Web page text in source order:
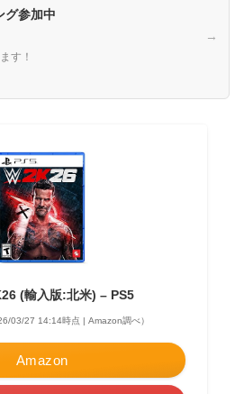
グ参加中
す！
→
(輸入版:北米) – PS5
03/27 14:14時点 | Amazon調べ）
Amazon